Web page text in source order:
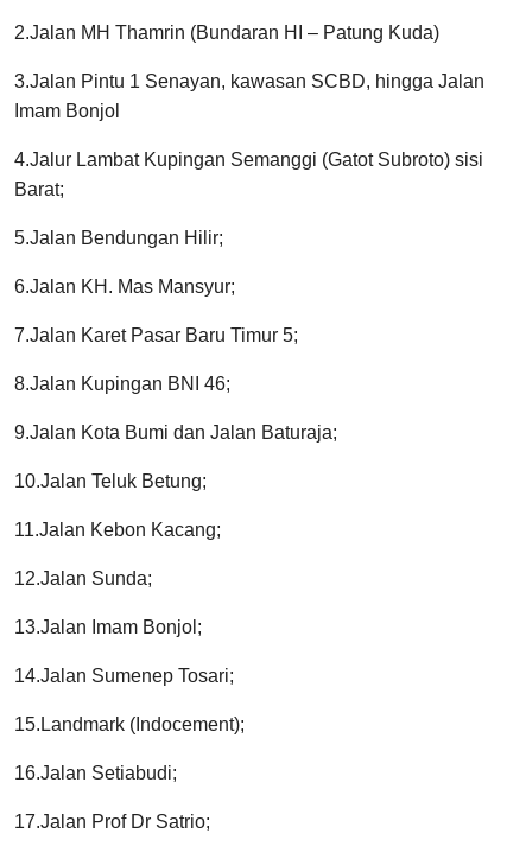
2.Jalan MH Thamrin (Bundaran HI – Patung Kuda)
3.Jalan Pintu 1 Senayan, kawasan SCBD, hingga Jalan
Imam Bonjol
4.Jalur Lambat Kupingan Semanggi (Gatot Subroto) sisi
Barat;
5.Jalan Bendungan Hilir;
6.Jalan KH. Mas Mansyur;
7.Jalan Karet Pasar Baru Timur 5;
8.Jalan Kupingan BNI 46;
9.Jalan Kota Bumi dan Jalan Baturaja;
10.Jalan Teluk Betung;
11.Jalan Kebon Kacang;
12.Jalan Sunda;
13.Jalan Imam Bonjol;
14.Jalan Sumenep Tosari;
15.Landmark (Indocement);
16.Jalan Setiabudi;
17.Jalan Prof Dr Satrio;